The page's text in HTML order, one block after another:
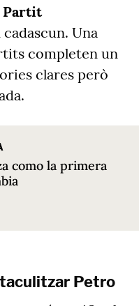
Partit
cadascun. Una
completen un
clares però
como la primera
Petro